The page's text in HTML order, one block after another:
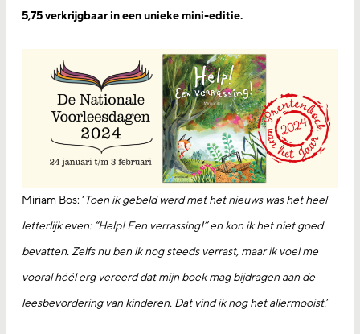
5,75 verkrijgbaar in een unieke mini-editie.
Miriam Bos: ‘Toen ik gebeld werd met het nieuws was het heel
letterlijk even: “Help! Een verrassing!” en kon ik het niet goed
bevatten. Zelfs nu ben ik nog steeds verrast, maar ik voel me
vooral héél erg vereerd dat mijn boek mag bijdragen aan de
leesbevordering van kinderen. Dat vind ik nog het allermooist.’